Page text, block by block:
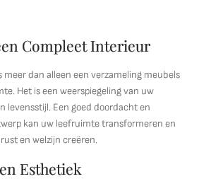
Compleet Interieur
dan alleen een verzameling meubels
Het is een weerspiegeling van uw
levensstijl. Een goed doordacht en
kan uw leefruimte transformeren en
en welzijn creëren.
Esthetiek